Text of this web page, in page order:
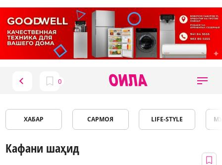
ХАБАР САРМОЯ LIFE-STYLE
Кафани шаҳид